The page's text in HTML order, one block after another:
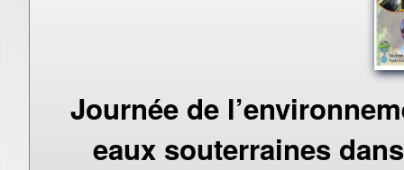
Journée de
eaux souterraines